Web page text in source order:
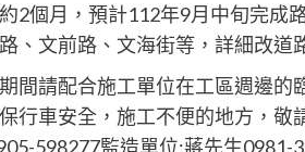
2個月，預計112年9月中旬完成
、文前路、文海街等，詳細改道
間請配合施工單位在工區週邊的
行車安全，施工不便的地方，敬
598277監造單位:蔣先生0981-